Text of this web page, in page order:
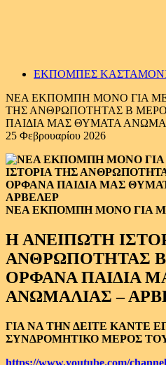
ΕΚΠΟΜΠΕΣ
ΝΕΑ ΕΚΠΟΜΠΗ ΜΟΝΟ ΓΙΑ
ΤΗΣ ΑΝΘΡΩΠΟΤΗΤΑΣ Β
ΠΑΙΔΙΑ ΜΑΣ ΘΥΜΑΤΑ
25 Φεβρουαρίου 2026
ΝΕΑ ΕΚΠΟΜΠΗ ΜΟΝΟ ΓΙΑ
Η ΑΝΕΙΠΩΤΗ
ΑΝΘΡΩΠΟΤΗΤΑΣ
ΟΡΦΑΝΑ ΠΑΙΔΙΑ
ΑΝΩΜΑΛΙΑΣ –
ΓΙΑ ΝΑ ΤΗΝ ΔΕΙΤΕ ΚΑΝΤΕ
ΣΥΝΔΡΟΜΗΤΙΚΟ ΜΕΡΟΣ
https://www.youtube.com/